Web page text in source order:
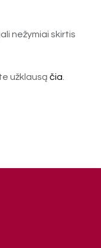
nežymiai skirtis
užklausą čia